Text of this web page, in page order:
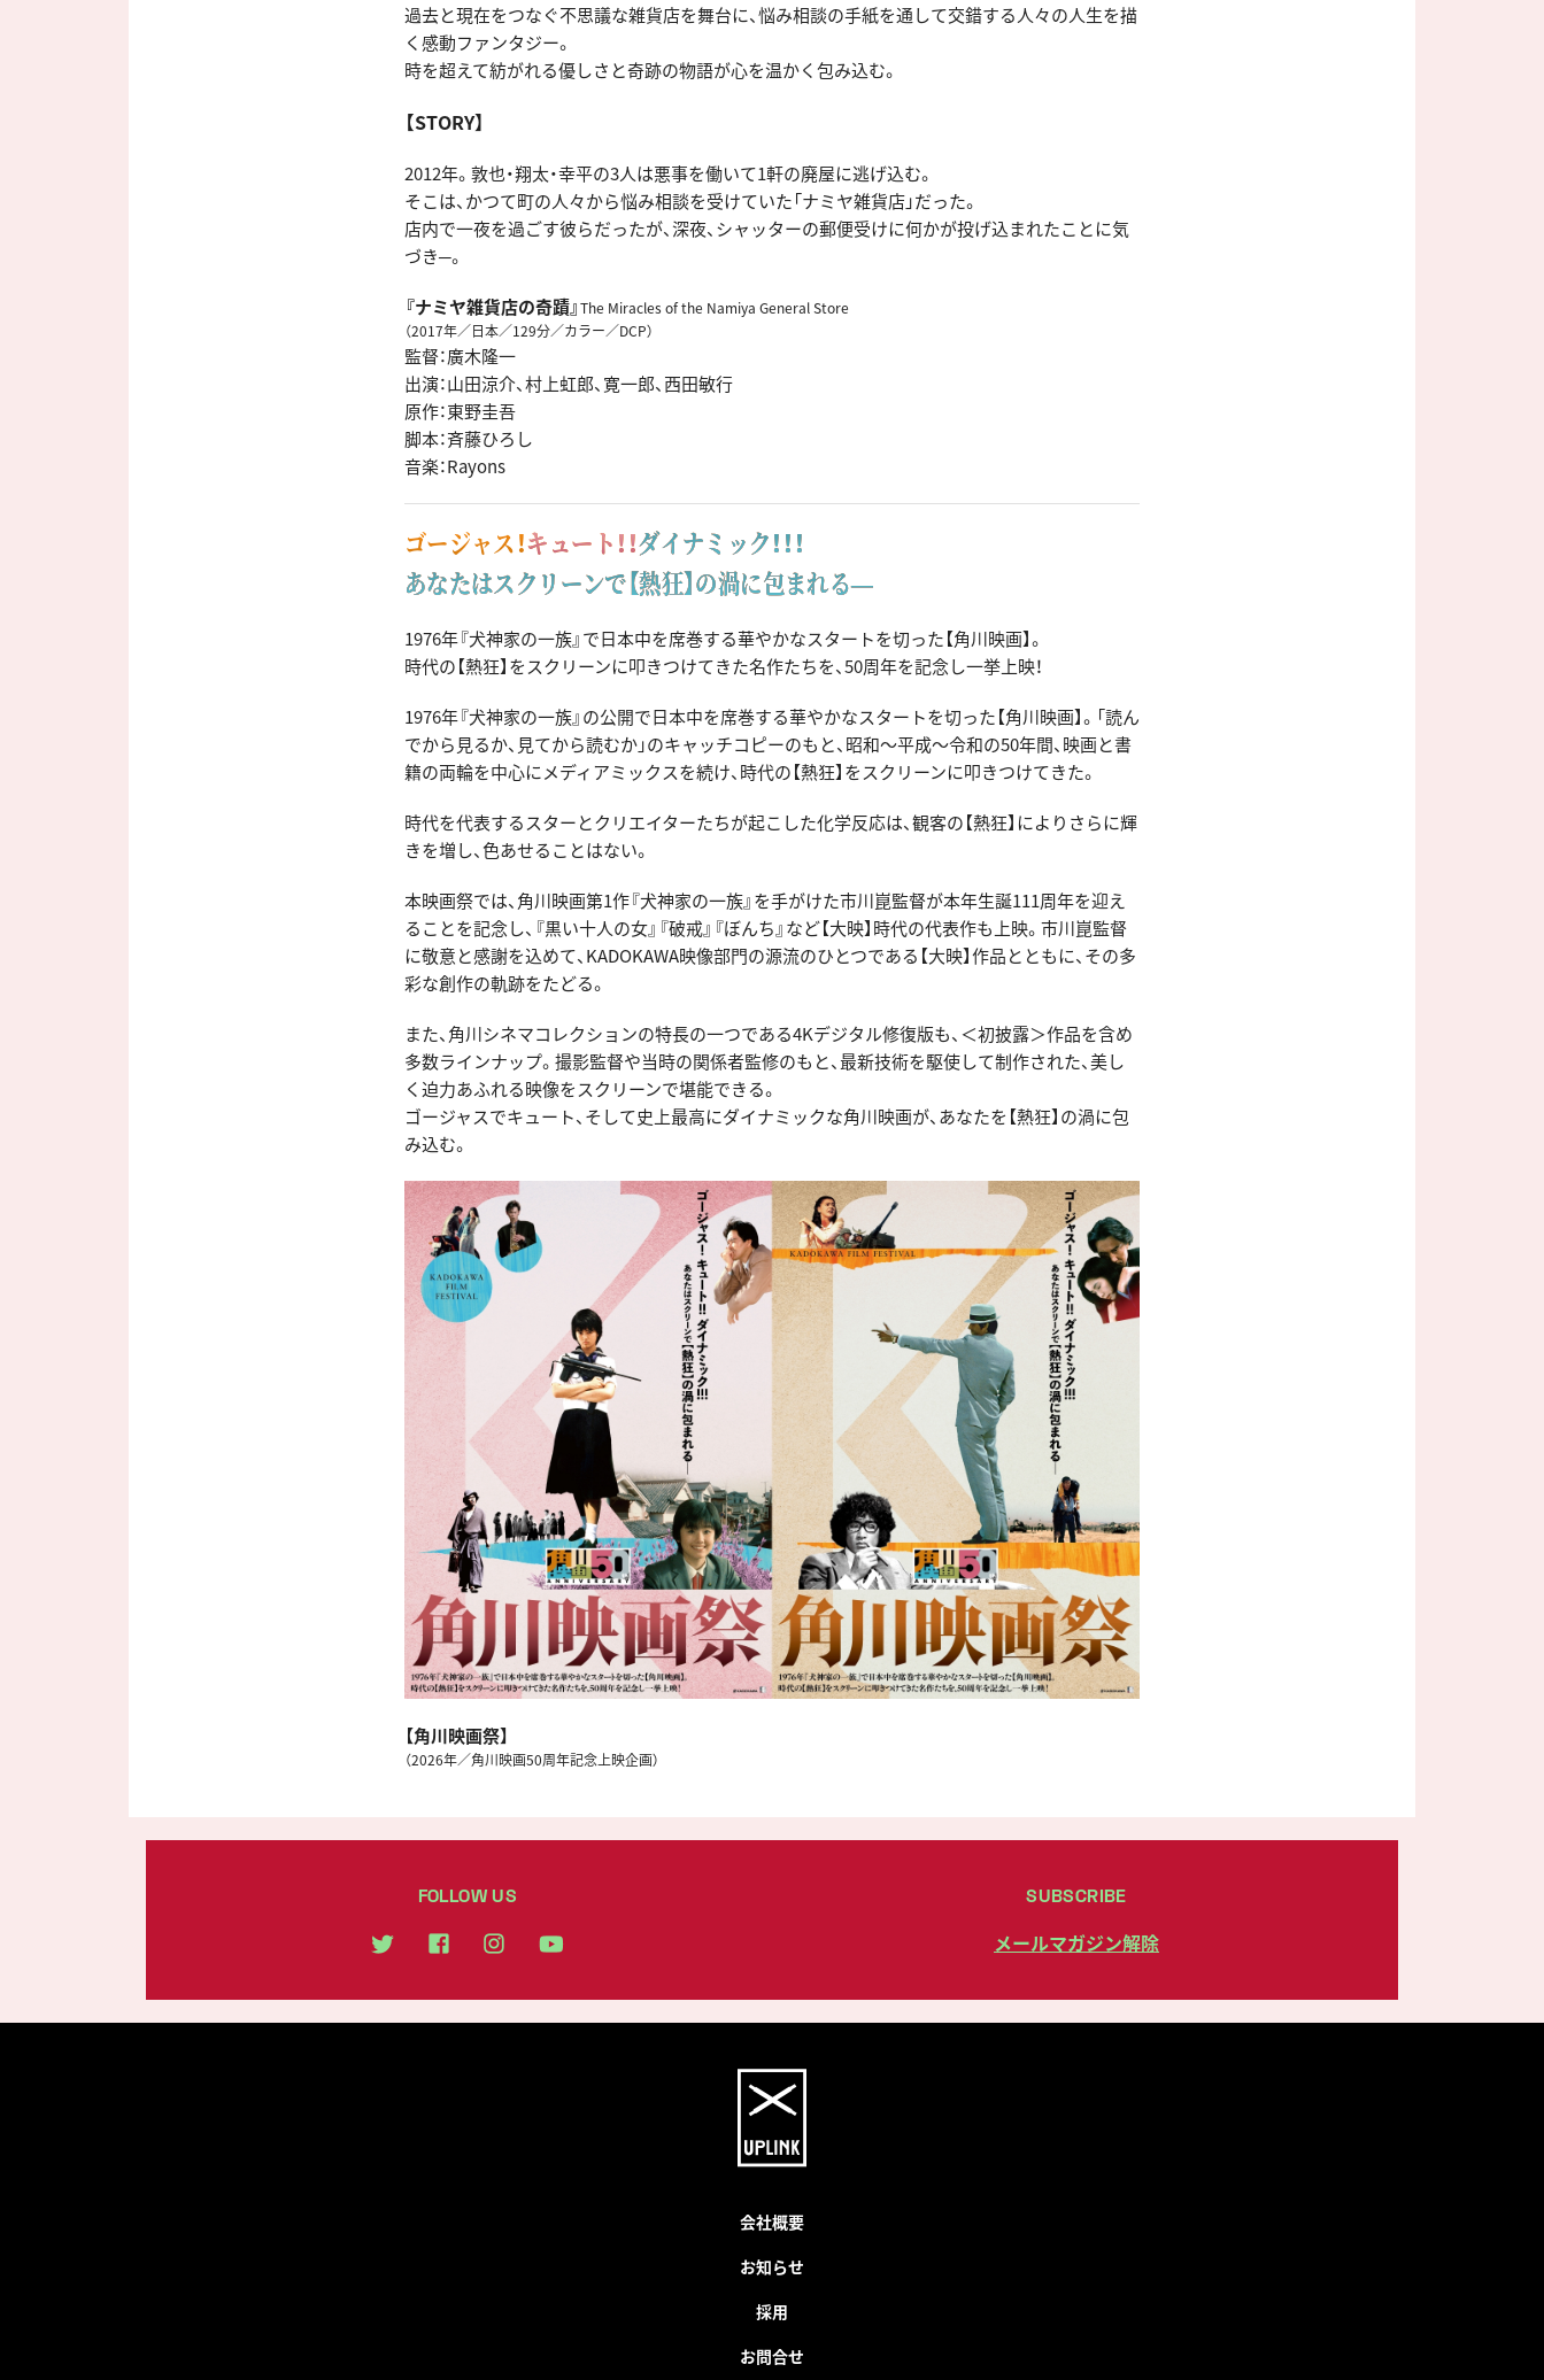
過去と現在をつなぐ不思議な雑貨店を舞台に、悩み相談の手紙を通して交錯する人々の人生を描
く感動ファンタジー。
時を超えて紡がれる優しさと奇跡の物語が心を温かく包み込む。
【STORY】
2012年。敦也・翔太・幸平の3人は悪事を働いて1軒の廃屋に逃げ込む。
そこは、かつて町の人々から悩み相談を受けていた「ナミヤ雑貨店」だった。
店内で一夜を過ごす彼らだったが、深夜、シャッターの郵便受けに何かが投げ込まれたことに気
づき─。
『ナミヤ雑貨店の奇蹟』The Miracles of the Namiya General Store
（2017年／日本／129分／カラー／DCP）
監督：廣木隆一
出演：山田涼介、村上虹郎、寛一郎、西田敏行
原作：東野圭吾
脚本：斉藤ひろし
音楽：Rayons
ゴージャス！キュート！！ダイナミック！！！
あなたはスクリーンで【熱狂】の渦に包まれる―
1976年『犬神家の一族』で日本中を席巻する華やかなスタートを切った【角川映画】。
時代の【熱狂】をスクリーンに叩きつけてきた名作たちを、50周年を記念し一挙上映！
1976年『犬神家の一族』の公開で日本中を席巻する華やかなスタートを切った【角川映画】。「読ん
でから見るか、見てから読むか」のキャッチコピーのもと、昭和〜平成〜令和の50年間、映画と書
籍の両輪を中心にメディアミックスを続け、時代の【熱狂】をスクリーンに叩きつけてきた。
時代を代表するスターとクリエイターたちが起こした化学反応は、観客の【熱狂】によりさらに輝
きを増し、色あせることはない。
本映画祭では、角川映画第1作『犬神家の一族』を手がけた市川崑監督が本年生誕111周年を迎え
ることを記念し、『黒い十人の女』『破戒』『ぼんち』など【大映】時代の代表作も上映。市川崑監督
に敬意と感謝を込めて、KADOKAWA映像部門の源流のひとつである【大映】作品とともに、その多
彩な創作の軌跡をたどる。
また、角川シネマコレクションの特長の一つである4Kデジタル修復版も、＜初披露＞作品を含め
多数ラインナップ。撮影監督や当時の関係者監修のもと、最新技術を駆使して制作された、美し
く迫力あふれる映像をスクリーンで堪能できる。
ゴージャスでキュート、そして史上最高にダイナミックな角川映画が、あなたを【熱狂】の渦に包
み込む。
【角川映画祭】
（2026年／角川映画50周年記念上映企画）
FOLLOW US SUBSCRIBE
メールマガジン解除
会社概要
お知らせ
採用
お問合せ